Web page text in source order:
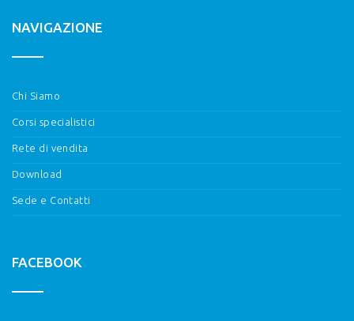
NAVIGAZIONE
Chi Siamo
Corsi specialistici
Rete di vendita
Download
Sede e Contatti
FACEBOOK